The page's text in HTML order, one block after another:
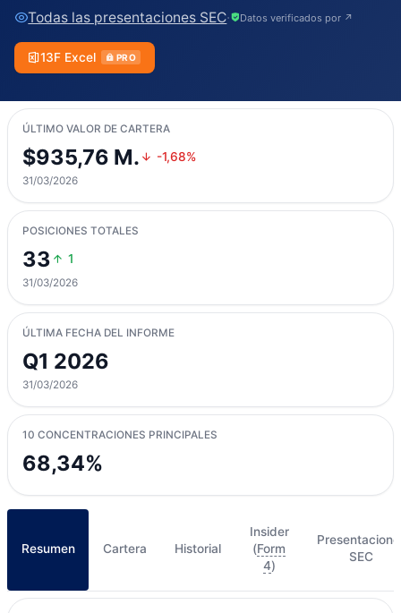
Todas las presentaciones SEC· Datos verificados por ↗
13F Excel PRO
ÚLTIMO VALOR DE CARTERA
$935,76 M. -1,68%
31/03/2026
POSICIONES TOTALES
33 1
31/03/2026
ÚLTIMA FECHA DEL INFORME
Q1 2026
31/03/2026
10 CONCENTRACIONES PRINCIPALES
68,34%
Resumen Cartera Historial
Insider
(Form
4)
SEC